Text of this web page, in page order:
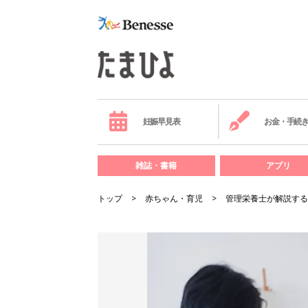
妊娠早見表 お金・手続き
雑誌・書籍 アプリ
トップ 赤ちゃん・育児 管理栄養士が解説す